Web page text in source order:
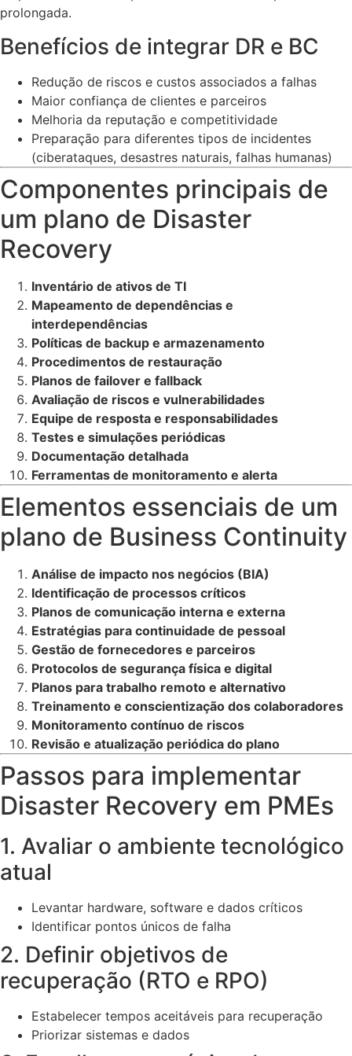
prolongada.
Benefícios de integrar DR e BC
Redução de riscos e custos associados a falhas
Maior confiança de clientes e parceiros
Melhoria da reputação e competitividade
Preparação para diferentes tipos de incidentes
(ciberataques, desastres naturais, falhas humanas)
Componentes principais de
um plano de Disaster
Recovery
Inventário de ativos de TI
Mapeamento de dependências e
interdependências
Políticas de backup e armazenamento
Procedimentos de restauração
Planos de failover e fallback
Avaliação de riscos e vulnerabilidades
Equipe de resposta e responsabilidades
Testes e simulações periódicas
Documentação detalhada
Ferramentas de monitoramento e alerta
Elementos essenciais de um
plano de Business Continuity
Análise de impacto nos negócios (BIA)
Identificação de processos críticos
Planos de comunicação interna e externa
Estratégias para continuidade de pessoal
Gestão de fornecedores e parceiros
Protocolos de segurança física e digital
Planos para trabalho remoto e alternativo
Treinamento e conscientização dos colaboradores
Monitoramento contínuo de riscos
Revisão e atualização periódica do plano
Passos para implementar
Disaster Recovery em PMEs
1. Avaliar o ambiente tecnológico
atual
Levantar hardware, software e dados críticos
Identificar pontos únicos de falha
2. Definir objetivos de
recuperação (RTO e RPO)
Estabelecer tempos aceitáveis para recuperação
Priorizar sistemas e dados